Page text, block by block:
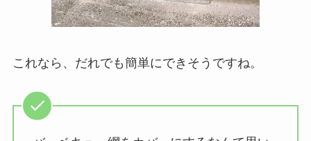
これなら、だれでも簡単にできそうですね。